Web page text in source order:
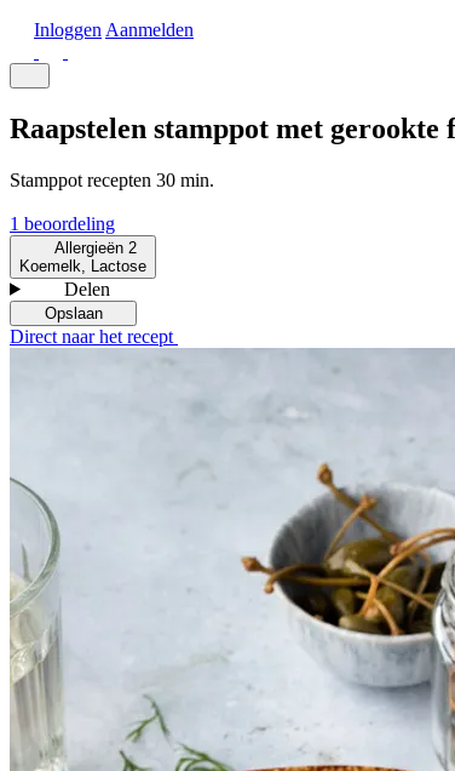
Inloggen Aanmelden
Raapstelen stamppot met gerookte
Stamppot recepten 30 min.
1 beoordeling
Allergieën 2
Koemelk, Lactose
Delen
Opslaan
Direct naar het recept